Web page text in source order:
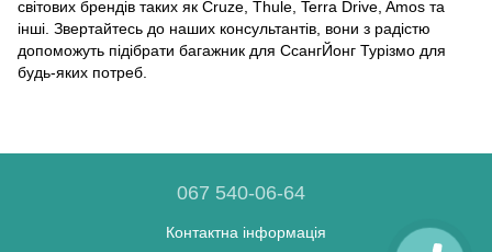
світових брендів таких як Cruze, Thule, Terra Drive, Amos та
інші. Звертайтесь до наших консультантів, вони з радістю
допоможуть підібрати багажник для СсангЙонг Турізмо для
будь-яких потреб.
067 540-06-64
Контактна інформація